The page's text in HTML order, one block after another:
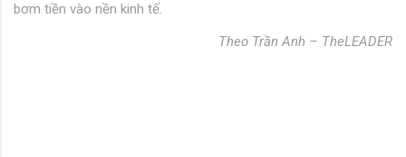
bơm tiền vào nền kinh tế.
Theo Trần Anh – TheLEADER